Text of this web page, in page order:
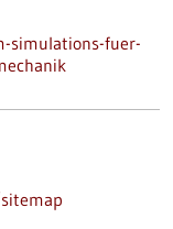
simulations-fuer-